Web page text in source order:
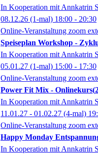
In Kooperation mit Annkatrin
08.12.26 (1-mal) 18:00 - 20:30
Online-Veranstaltung zoom
Speiseplan Workshop -
In Kooperation mit Annkatrin
05.01.27 (1-mal) 15:00 - 17:30
Online-Veranstaltung zoom
Power Fit Mix - Onlinekurs
In Kooperation mit Annkatrin
11.01.27 - 01.02.27 (4-mal)
Online-Veranstaltung zoom
Happy Monday
In Kooperation mit Annkatrin